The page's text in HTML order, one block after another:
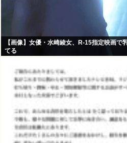
【画像】女優・水崎綾女、R-15指定映画で
てる